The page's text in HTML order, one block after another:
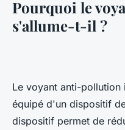
Pourquoi le
s'allume-t-il ?
Le voyant anti-pollution
équipé d'un dispositif
dispositif permet de